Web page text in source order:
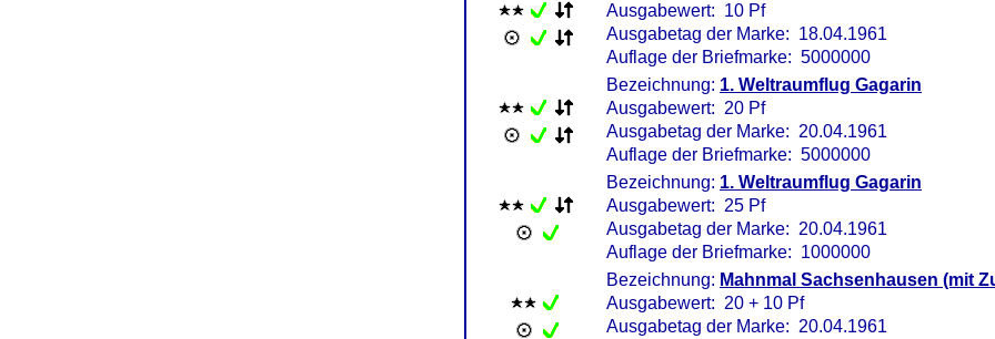
Ausgabewert: 10 Pf
Ausgabetag der Marke: 18.04.1961
Auflage der Briefmarke: 5000000
Bezeichnung: 1. Weltraumflug Gagarin
Ausgabewert: 20 Pf
Ausgabetag der Marke: 20.04.1961
Auflage der Briefmarke: 5000000
Bezeichnung: 1. Weltraumflug Gagarin
Ausgabewert: 25 Pf
Ausgabetag der Marke: 20.04.1961
Auflage der Briefmarke: 1000000
Bezeichnung: Mahnmal Sachsenhausen (mit
Ausgabewert: 20 + 10 Pf
Ausgabetag der Marke: 20.04.1961